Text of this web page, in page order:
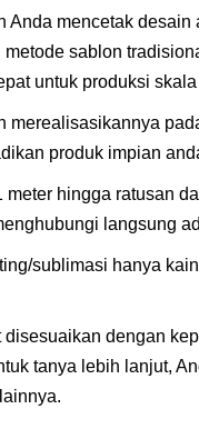
mencetak
sablon
untuk produksi
merealisasikannya
produk impian
hingga ratusan
langsung
sublimasi hanya
dengan
tanya lebih lanjut,